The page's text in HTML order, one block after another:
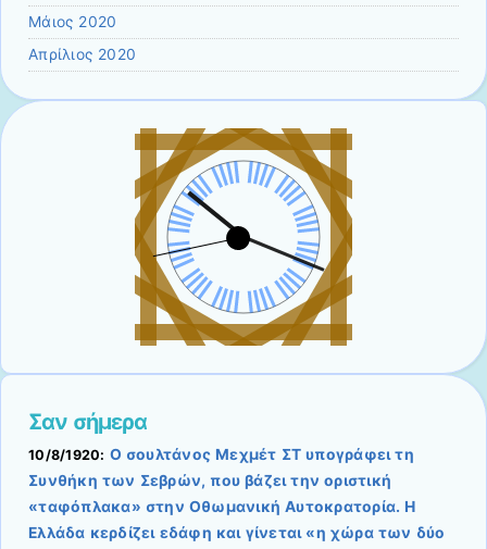
Μάιος 2020
Απρίλιος 2020
Σαν σήμερα
10/8/1920: Ο σουλτάνος Μεχμέτ ΣΤ υπογράφει τη
Συνθήκη των Σεβρών, που βάζει την οριστική
«ταφόπλακα» στην Οθωμανική Αυτοκρατορία. Η
Ελλάδα κερδίζει εδάφη και γίνεται «η χώρα των δύο